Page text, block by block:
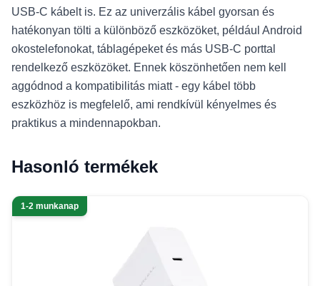
USB-C kábelt is. Ez az univerzális kábel gyorsan és
hatékonyan tölti a különböző eszközöket, például Android
okostelefonokat, táblagépeket és más USB-C porttal
rendelkező eszközöket. Ennek köszönhetően nem kell
aggódnod a kompatibilitás miatt - egy kábel több
eszközhöz is megfelelő, ami rendkívül kényelmes és
praktikus a mindennapokban.
Hasonló termékek
1-2 munkanap